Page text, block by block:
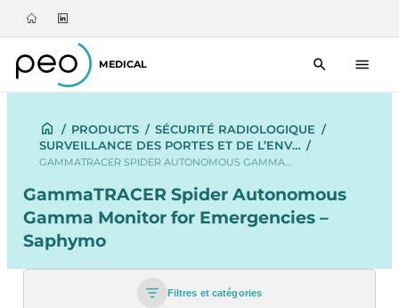
MEDICAL
/ PRODUCTS / SÉCURITÉ RADIOLOGIQUE /
SURVEILLANCE DES PORTES ET DE L’ENV… /
GAMMATRACER SPIDER AUTONOMOUS GAMMA…
GammaTRACER Spider Autonomous
Gamma Monitor for Emergencies –
Saphymo
Filtres et catégories